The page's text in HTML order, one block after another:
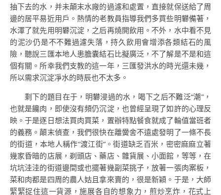
抽下去的水，并未顛末水廠的過濾和處置，直接就保送給了周
邊的居平易近用戶。熱情的老教員指導我們多買些明礬備著，
水渾了就先用明礬沉淀，之后再燒開飲用。不外，水中看不見
的泥沙仍是不不難過濾失落，持久飲用會增添各類結石的風
險，聽說三匯本地人患膽囊結石比擬廣泛，不了解是不是和這
個有關。所幸我們支教的這一年，三匯發洪水的時光還未幾，
所以需求沉淀凈水的時辰也不太多。
剩下的題目在于，明礬浸過的水，喝下之后不難泛“潮”，
也就是饞肉，即使沒有頻仍沉淀，也曾經呈現了如許的心理反
映。于是逐日想法買肉買菜，置辦特點餐食就成了輪值當班者
的義務。顛末偵查，我們很快在離黌舍不遠處發明了一條不長
的街道，本地人稱作“渡江街”。街道缺乏百米，密密麻麻立著
幾家昏暗的店展，剃頭店、藥店、雜貨展、小面館，等等，在
坑坑洼洼的街道邊間或也擺著幾副菜挑子，放著一張肉案板，
菜和肉都是四周的農人姑且拿來賣的，很是新穎。于是，大師
緊緊捉住這一貨源，施展各自的想象力，煎炒烹炸，花式上